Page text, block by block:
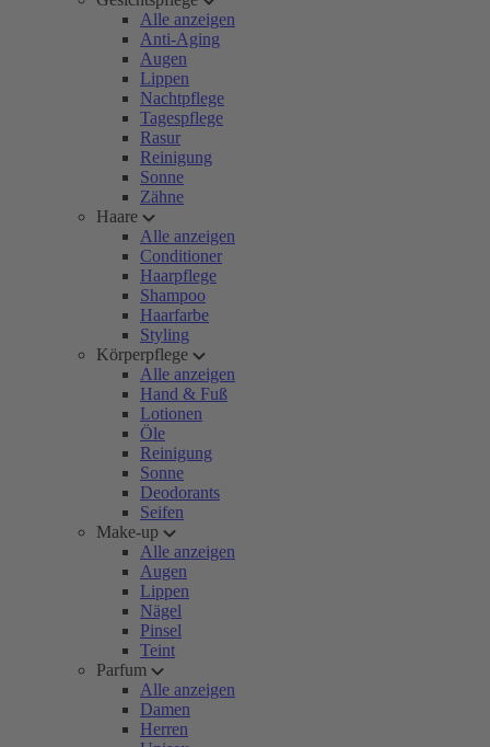
Alle anzeigen
Anti-Aging
Augen
Lippen
Nachtpflege
Tagespflege
Rasur
Reinigung
Sonne
Zähne
Haare
Alle anzeigen
Conditioner
Haarpflege
Shampoo
Haarfarbe
Styling
Körperpflege
Alle anzeigen
Hand & Fuß
Lotionen
Öle
Reinigung
Sonne
Deodorants
Seifen
Make-up
Alle anzeigen
Augen
Lippen
Nägel
Pinsel
Teint
Parfum
Alle anzeigen
Damen
Herren